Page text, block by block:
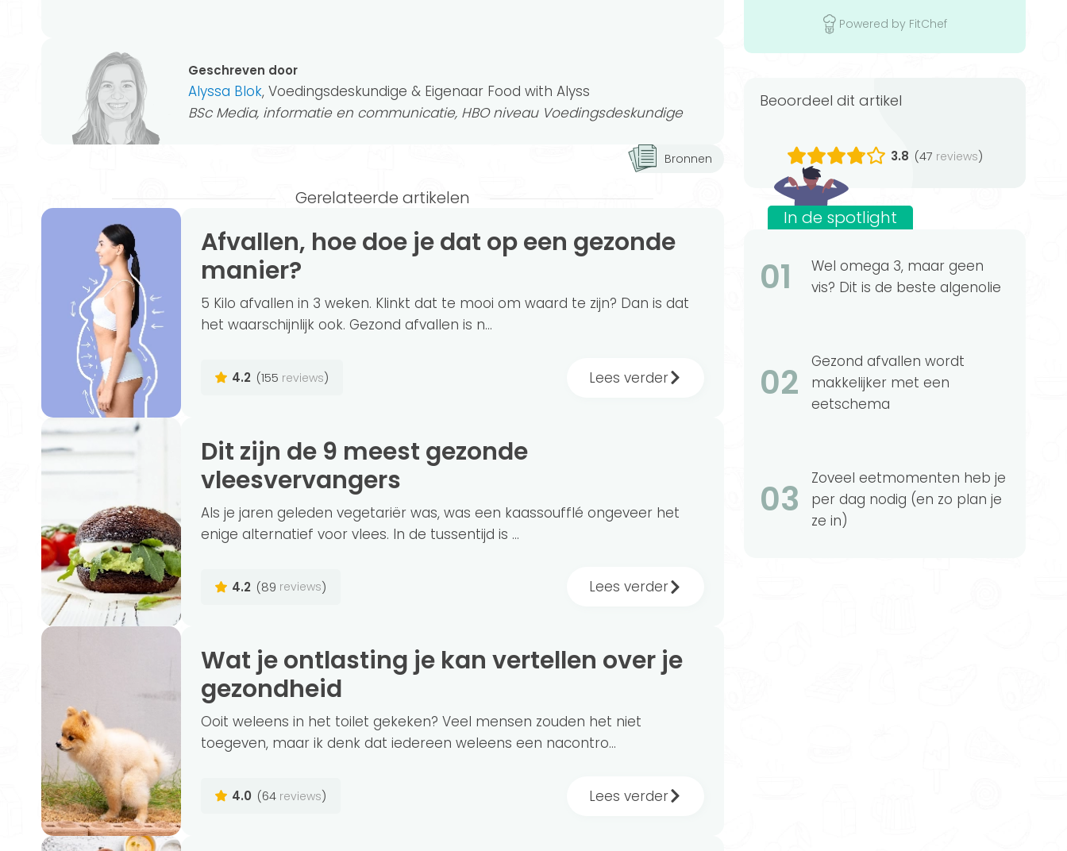
Geschreven door
Alyssa Blok, Voedingsdeskundige & Eigenaar Food with Alyss
BSc Media, informatie en communicatie, HBO niveau Voedingsdeskundige
Bronnen
Powered by FitChef
Beoordeel dit artikel
3.8 (47 reviews)
Gerelateerde artikelen
Afvallen, hoe doe je dat op een gezonde
manier?
5 Kilo afvallen in 3 weken. Klinkt dat te mooi om waard te zijn? Dan is dat
het waarschijnlijk ook. Gezond afvallen is n...
4.2 (155 reviews) Lees verder
Dit zijn de 9 meest gezonde
vleesvervangers
Als je jaren geleden vegetariër was, was een kaassoufflé ongeveer het
enige alternatief voor vlees. In de tussentijd is ...
4.2 (89 reviews) Lees verder
Wat je ontlasting je kan vertellen over je
gezondheid
Ooit weleens in het toilet gekeken? Veel mensen zouden het niet
toegeven, maar ik denk dat iedereen weleens een nacontro...
4.0 (64 reviews) Lees verder
In de spotlight
01
Wel omega 3, maar geen
vis? Dit is de beste algenolie
02
Gezond afvallen wordt
makkelijker met een
eetschema
03
Zoveel eetmomenten heb je
per dag nodig (en zo plan je
ze in)